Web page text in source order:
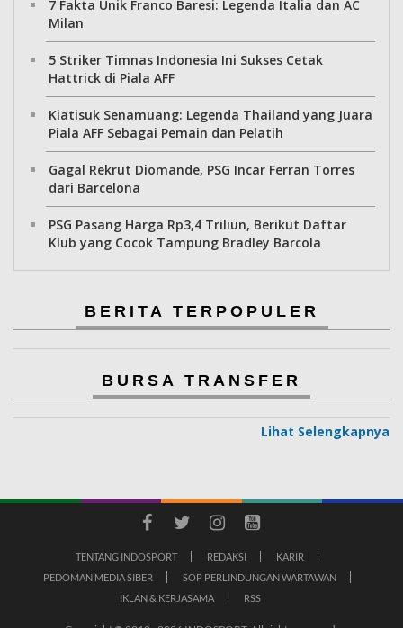
7 Fakta Unik Franco Baresi: Legenda Italia dan AC
Milan
5 Striker Timnas Indonesia Ini Sukses Cetak
Hattrick di Piala AFF
Kiatisuk Senamuang: Legenda Thailand yang Juara
Piala AFF Sebagai Pemain dan Pelatih
Gagal Rekrut Diomande, PSG Incar Ferran Torres
dari Barcelona
PSG Pasang Harga Rp3,4 Triliun, Berikut Daftar
Klub yang Cocok Tampung Bradley Barcola
BERITA TERPOPULER
BURSA TRANSFER
Lihat Selengkapnya
TENTANG INDOSPORT REDAKSI
KARIR
PEDOMAN MEDIA SIBER
SOP PERLINDUNGAN WARTAWAN
IKLAN & KERJASAMA
RSS